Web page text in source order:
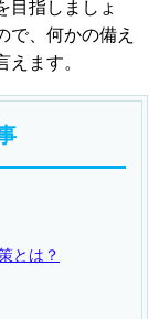
目指しましょ
で、何かの備え
ます。
とは？